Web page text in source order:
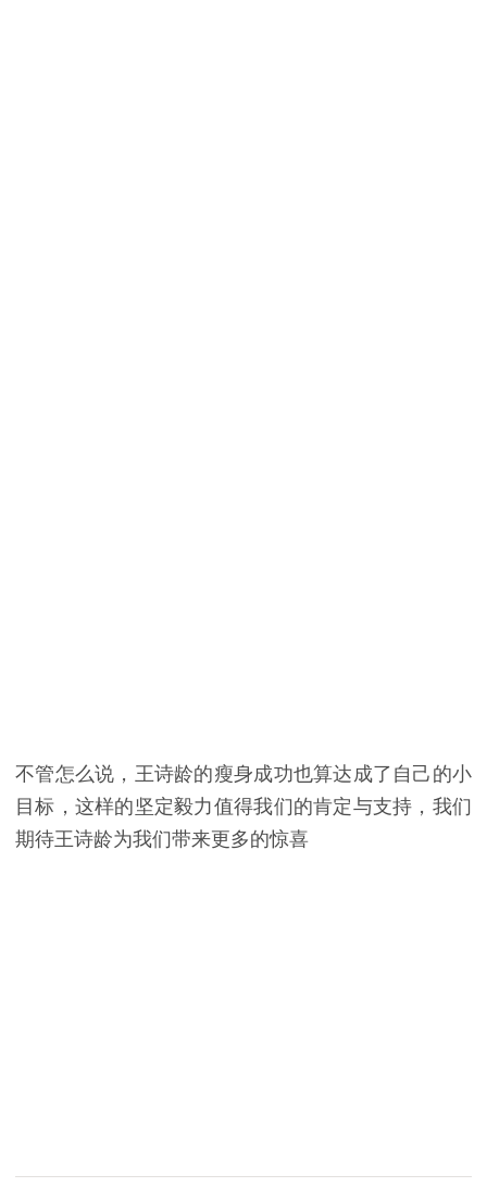
不管怎么说，王诗龄的瘦身成功也算达成了自己的小
目标，这样的坚定毅力值得我们的肯定与支持，我们
期待王诗龄为我们带来更多的惊喜